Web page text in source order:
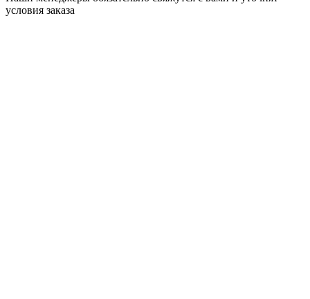
условия заказа